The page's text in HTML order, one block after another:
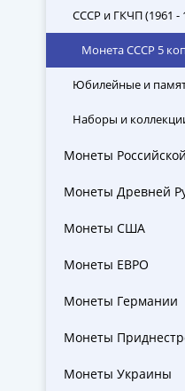
СССР и ГКЧП (1961 -
Монета СССР 5
Юбилейные и
Наборы и
Монеты
Монеты Древней
Монеты США
Монеты ЕВРО
Монеты Германии
Монеты
Монеты Украины